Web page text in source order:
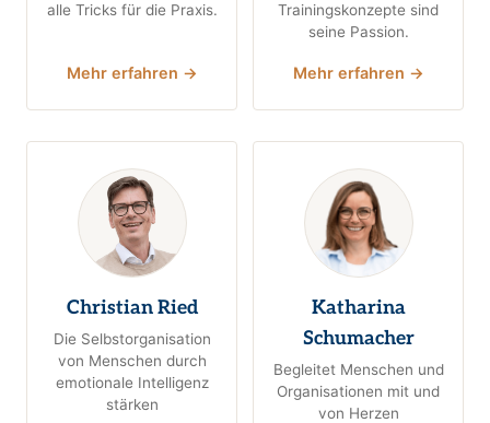
alle Tricks für die Praxis.
Mehr erfahren →
Trainingskonzepte sind
seine Passion.
Mehr erfahren →
Christian Ried
Die Selbstorganisation
von Menschen durch
emotionale Intelligenz
stärken
Katharina
Schumacher
Begleitet Menschen und
Organisationen mit und
von Herzen